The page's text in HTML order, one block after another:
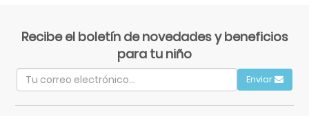
Recibe el boletín de novedades y beneficios
para tu niño
Enviar